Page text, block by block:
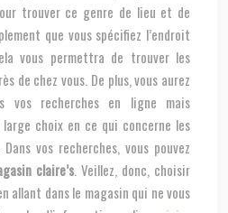
trouver ce genre de lieu et de
que vous spécifiez l’endroit
vous permettra de trouver les
de chez vous. De plus, vous aurez
vos recherches en ligne mais
choix en ce qui concerne les
vos recherches, vous pouvez
claire’s . Veillez, donc, choisir
allant dans le magasin qui ne vous